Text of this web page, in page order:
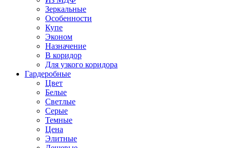
Зеркальные
Особенности
Купе
Эконом
Назначение
В коридор
Для узкого коридора
Гардеробные
Цвет
Белые
Светлые
Серые
Темные
Цена
Элитные